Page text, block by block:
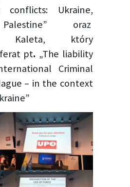
conflicts: Ukraine,
oraz
Kaleta, który
pt. „The liability
Criminal
– in the context